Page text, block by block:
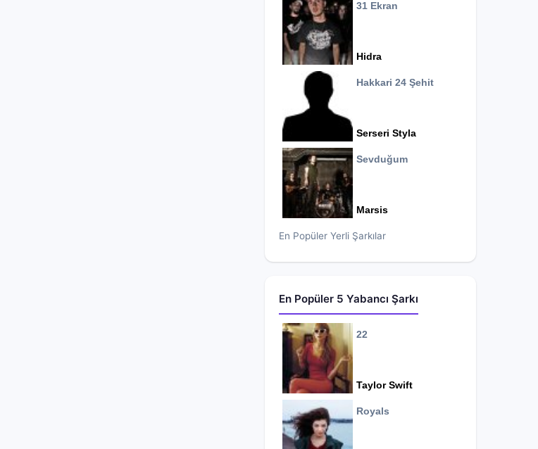
31 Ekran
Hidra
Hakkari 24 Şehit
Serseri Styla
Sevduğum
Marsis
En Popüler Yerli Şarkılar
En Popüler 5 Yabancı Şarkı
22
Taylor Swift
Royals